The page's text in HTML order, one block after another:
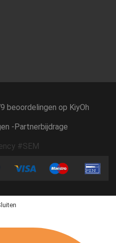
beoordelingen op KiyOh
- Partnerbijdrage
#SEM